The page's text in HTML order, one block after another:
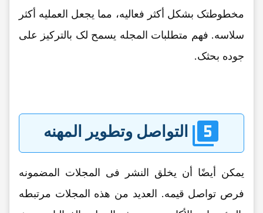
مخطوطتک بشکل أکثر فعالیه، مما یجعل العملیه أکثر
سلاسه. فهم متطلبات المجله یسمح لک بالترکیز على
جوده بحثک.
التواصل وتطویر المهنه
یمکن أیضًا أن یخلق النشر فی المجلات المضمونه
فرص تواصل قیمه. العدید من هذه المجلات مرتبطه